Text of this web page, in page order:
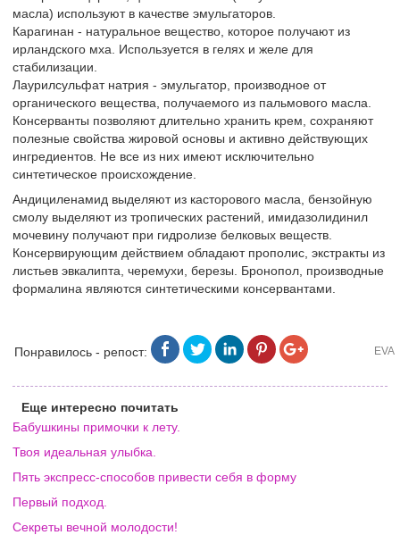
масла) используют в качестве эмульгаторов.
Карагинан - натуральное вещество, которое получают из
ирландского мха. Используется в гелях и желе для
стабилизации.
Лаурилсульфат натрия - эмульгатор, производное от
органического вещества, получаемого из пальмового масла.
Консерванты позволяют длительно хранить крем, сохраняют
полезные свойства жировой основы и активно действующих
ингредиентов. Не все из них имеют исключительно
синтетическое происхождение.
Андициленамид выделяют из касторового масла, бензойную
смолу выделяют из тропических растений, имидазолидинил
мочевину получают при гидролизе белковых веществ.
Консервирующим действием обладают прополис, экстракты из
листьев эвкалипта, черемухи, березы. Бронопол, производные
формалина являются синтетическими консервантами.
Понравилось - репост: EVA
Еще интересно почитать
Бабушкины примочки к лету.
Твоя идеальная улыбка.
Пять экспресс-способов привести себя в форму
Первый подход.
Секреты вечной молодости!